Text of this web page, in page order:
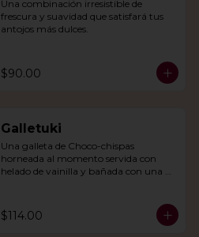
Una combinación irresistible de
frescura y suavidad que satisfará tus
antojos más dulces.
$90.00
Galletuki
Una galleta de Choco-chispas
horneada al momento servida con
helado de vainilla y bañada con una
$114.00